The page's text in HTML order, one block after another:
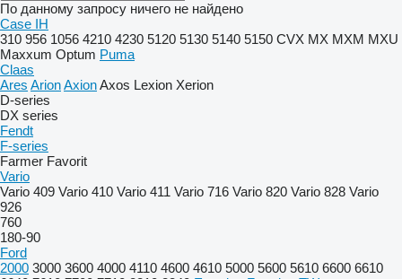
По данному запросу ничего не найдено
Case IH
310 956 1056 4210 4230 5120 5130 5140 5150 CVX MX MXM MXU
Maxxum Optum Puma
Claas
Ares ArionAxionAxos Lexion Xerion
D-series
DX series
Fendt
F-series
Farmer Favorit
Vario
Vario 409 Vario 410 Vario 411 Vario 716 Vario 820 Vario 828 Vario
926
760
180-90
Ford
2000 3000 3600 4000 4110 4600 4610 5000 5600 5610 6600 6610